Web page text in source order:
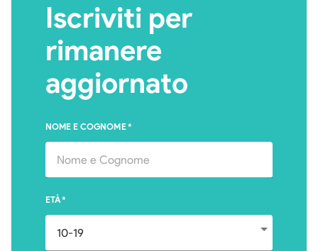
Iscriviti per
rimanere
aggiornato
NOME E COGNOME*
ETÀ*